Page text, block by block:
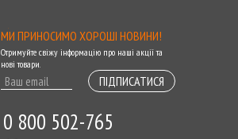
МИ ПРИНОСИМО ХОРОШІ НОВИНИ!
Отримуйте свіжу інформацію про наші акції та
нові товари.
ПІДПИСАТИСЯ
0 800 502-765